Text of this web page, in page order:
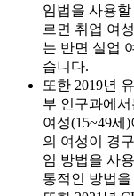
임법을 사용
르면 취업 여
는 반면 실업
습니다.
또한 2019년
부 인구과에서
여성(15~49세
의 여성이 경
임 방법을 사
통적인 방법